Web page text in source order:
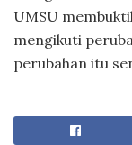
UMSU
mengikuti
perubahan itu